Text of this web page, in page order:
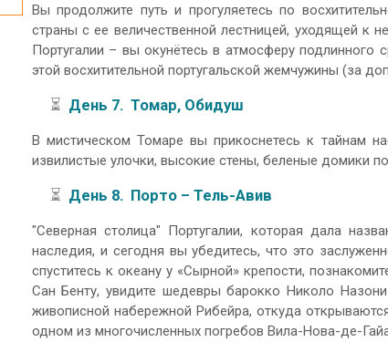
Вы продолжите путь и прогуляетесь по
страны с ее величественной лестницей, уходящей к
Португалии – вы окунётесь в атмосферу подлинного
этой восхитительной португальской жемчужины (за
⏳ День 7. Томар, Обидуш
В мистическом Томаре вы прикоснетесь к тайнам
извилистые улочки, высокие стены, беленые домики
⏳ День 8. Порто – Тель-Авив
"Северная столица" Португалии, которая дала
наследия, и сегодня вы убедитесь, что это
спуститесь к океану у «Сырной» крепости,
Сан Бенту, увидите шедевры барокко Николо
живописной набережной Рибейра, откуда
одном из многочисленных погребов Вила-Нова-де-